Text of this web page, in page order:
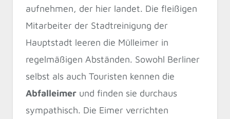
aufnehmen, der hier landet. Die fleißigen
Mitarbeiter der Stadtreinigung der
Hauptstadt leeren die Mülleimer in
regelmäßigen Abständen. Sowohl Berliner
selbst als auch Touristen kennen die
Abfalleimer und finden sie durchaus
sympathisch. Die Eimer verrichten